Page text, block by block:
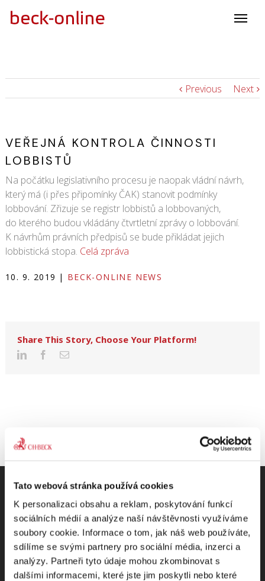
Tato webová stránka používá cookies
K personalizaci obsahu a reklam, poskytování funkcí
sociálních médií a analýze naší návštěvnosti využíváme
soubory cookie. Informace o tom, jak náš web používáte,
sdílíme se svými partnery pro sociální média, inzerci a
analýzy. Partneři tyto údaje mohou zkombinovat s
dalšími informacemi, které jste jim poskytli nebo které
Previous Next
VEŘEJNÁ KONTROLA ČINNOSTI
LOBBISTŮ
Na počátku legislativního procesu je naopak vládní návrh,
který má (i přes připomínky ČAK) stanovit podmínky
lobbování. Zřizuje se registr lobbistů a lobbovaných,
do kterého budou vkládány čtvrtletní zprávy o lobbování.
K návrhům právních předpisů se bude přikládat jejich
lobbistická stopa. Celá zpráva
10. 9. 2019 | BECK-ONLINE NEWS
Share This Story, Choose Your Platform!
Odebírejte Beck-online
NEWS